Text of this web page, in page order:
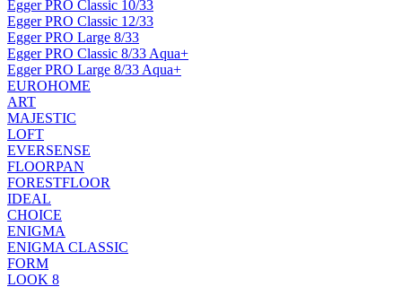
Egger PRO Classic 10/33
Egger PRO Classic 12/33
Egger PRO Large 8/33
Egger PRO Classic 8/33 Aqua+
Egger PRO Large 8/33 Aqua+
EUROHOME
ART
MAJESTIC
LOFT
EVERSENSE
FLOORPAN
FORESTFLOOR
IDEAL
CHOICE
ENIGMA
ENIGMA CLASSIC
FORM
LOOK 8